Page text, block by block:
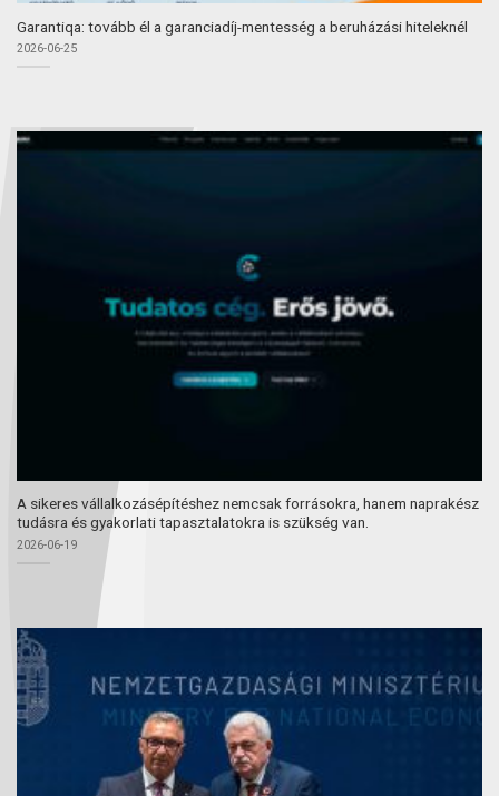
Garantiqa: tovább él a garanciadíj-mentesség a beruházási hiteleknél
2026-06-25
A sikeres vállalkozásépítéshez nemcsak forrásokra, hanem naprakész
tudásra és gyakorlati tapasztalatokra is szükség van.
2026-06-19